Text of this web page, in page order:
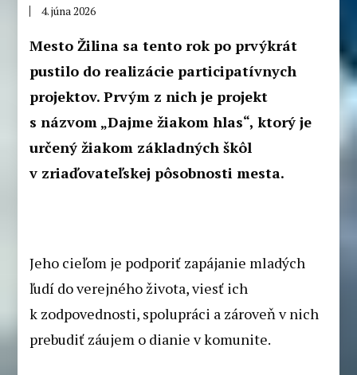
4. júna 2026
Mesto Žilina sa tento rok po prvýkrát
pustilo do realizácie participatívnych
projektov. Prvým z nich je projekt
s názvom „Dajme žiakom hlas“, ktorý je
určený žiakom základných škôl
v zriaďovateľskej pôsobnosti mesta.
Jeho cieľom je podporiť zapájanie mladých
ľudí do verejného života, viesť ich
k zodpovednosti, spolupráci a zároveň v nich
prebudiť záujem o dianie v komunite.